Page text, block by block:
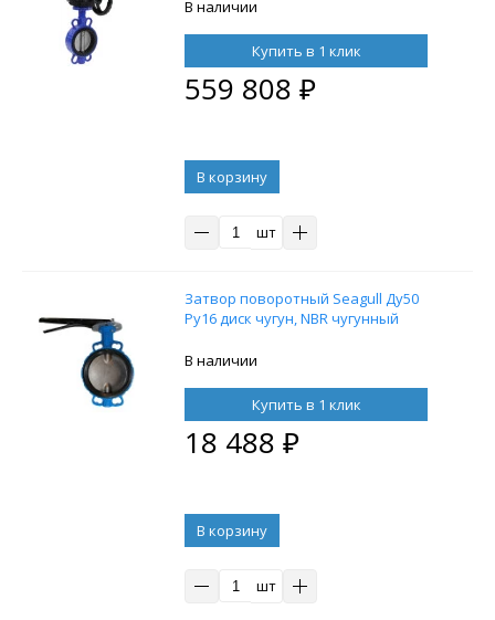
пневмоприводом DN.ru SA-210, с
220V, с блоком концевых
выключателей APL-210N и ручным
дублером HDM-4
В наличии
Купить в 1 клик
559 808 ₽
В корзину
шт
Затвор поворотный Seagull Ду50
Ру16 диск чугун, NBR чугунный
В наличии
Купить в 1 клик
18 488 ₽
В корзину
шт